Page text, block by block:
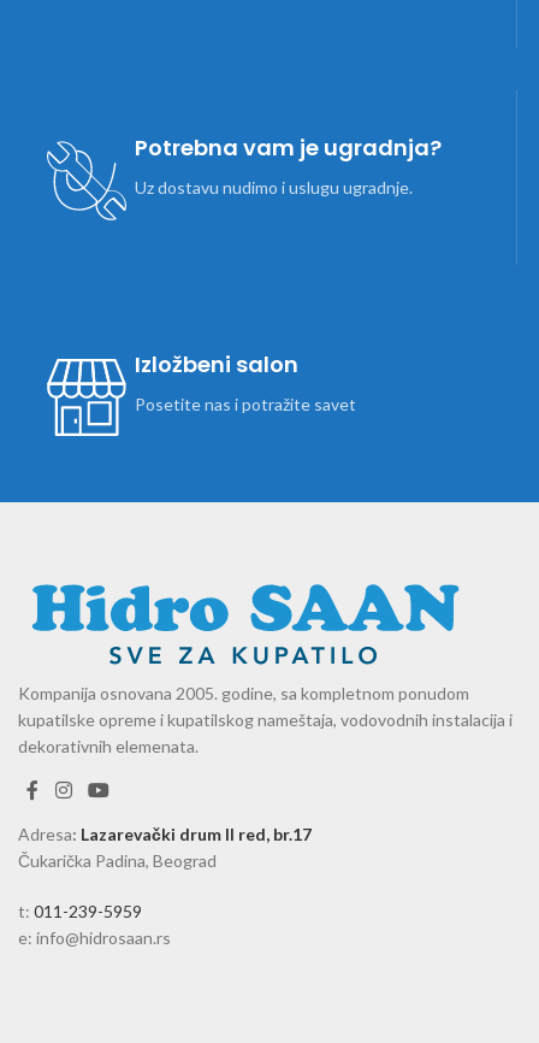
Potrebna vam je ugradnja?
Uz dostavu nudimo i uslugu ugradnje.
Izložbeni salon
Posetite nas i potražite savet
Kompanija osnovana 2005. godine, sa kompletnom ponudom
kupatilske opreme i kupatilskog nameštaja, vodovodnih instalacija i
dekorativnih elemenata.
Adresa: Lazarevački drum II red, br.17
Čukarička Padina, Beograd
t: 011-239-5959
e: info@hidrosaan.rs